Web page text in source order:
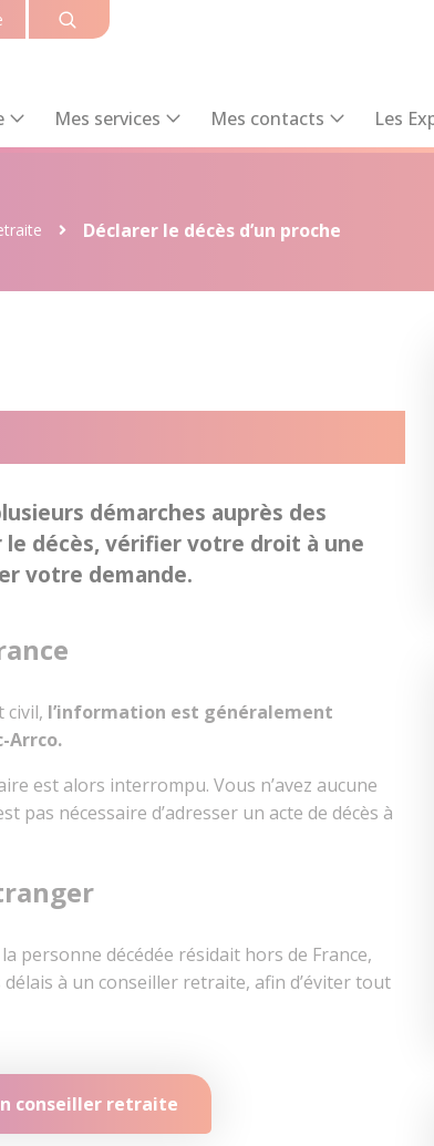
Mes services Mes contacts Les
Déclarer le décès d’un proche
démarches auprès des
décès, vérifier votre droit à une
votre demande.
civil, l’information est généralement
Arrco.
est alors interrompu. Vous n’avez aucune
pas nécessaire d’adresser un acte de décès à
personne décédée résidait hors de France,
à un conseiller retraite, afin d’éviter tout
conseiller retraite